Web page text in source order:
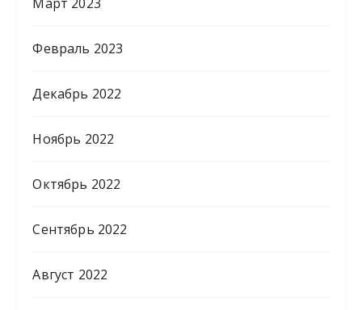
Март 2023
Февраль 2023
Декабрь 2022
Ноябрь 2022
Октябрь 2022
Сентябрь 2022
Август 2022